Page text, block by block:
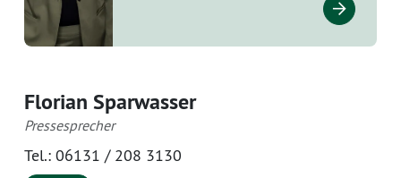
Florian Sparwasser
Pressesprecher
Tel.: 06131 / 208 3130